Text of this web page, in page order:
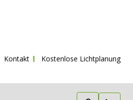
Kontakt Kostenlose Lichtplanung